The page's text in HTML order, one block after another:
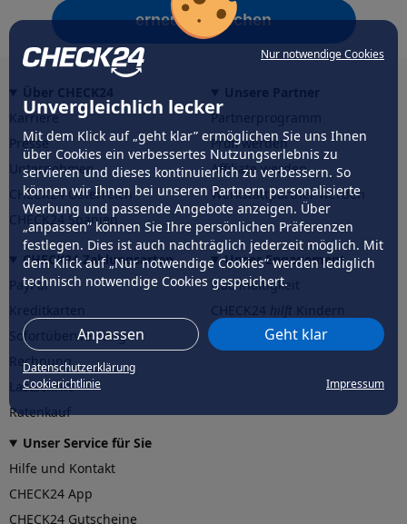
Nur notwendige Cookies
Unvergleichlich lecker
Mit dem Klick auf „geht klar” ermöglichen Sie uns Ihnen
über Cookies ein verbessertes Nutzungserlebnis zu
servieren und dieses kontinuierlich zu verbessern. So
können wir Ihnen bei unseren Partnern personalisierte
Werbung und passende Angebote anzeigen. Über
„anpassen” können Sie Ihre persönlichen Präferenzen
festlegen. Dies ist auch nachträglich jederzeit möglich. Mit
dem Klick auf „Nur notwendige Cookies” werden lediglich
technisch notwendige Cookies gespeichert.
Anpassen Geht klar
Datenschutzerklärung
Cookierichtlinie
Impressum
erneut versuchen
Karriere
Presse
Unternehmen
CHECK24 Österreich
CHECK24 Spanien
Partnerprogramm
Profi werden
Affiliate werden
Werkstattpartner werden
CHECK24 Zahlungsarten
PayPal
Sofortüberweisung
Rechnung
Lastschrift
Ratenkauf
Unser Engagement
Nachhaltigkeit
CHECK24hilftder Natur
Unser Service für Sie
Hilfe und Kontakt
CHECK24 App
CHECK24 Gutscheine